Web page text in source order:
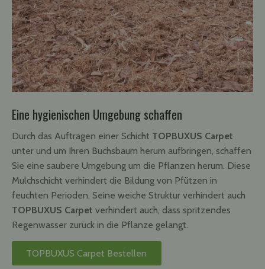
Eine hygienischen Umgebung schaffen
Durch das Auftragen einer Schicht TOPBUXUS Carpet
unter und um Ihren Buchsbaum herum aufbringen, schaffen
Sie eine saubere Umgebung um die Pflanzen herum. Diese
Mulchschicht verhindert die Bildung von Pfützen in
feuchten Perioden. Seine weiche Struktur verhindert auch
TOPBUXUS Carpet verhindert auch, dass spritzendes
Regenwasser zurück in die Pflanze gelangt.
TOPBUXUS Carpet Bestellen